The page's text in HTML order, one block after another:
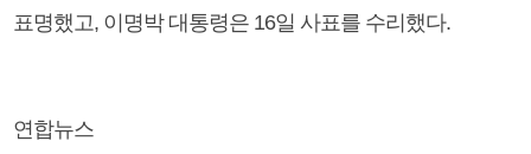
표명했고, 이명박 대통령은 16일 사표를 수리했다.
연합뉴스